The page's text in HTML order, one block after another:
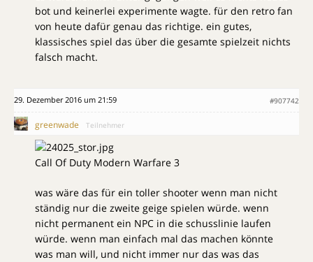
bot und keinerlei experimente wagte. für den retro fan
von heute dafür genau das richtige. ein gutes,
klassisches spiel das über die gesamte spielzeit nichts
falsch macht.
29. Dezember 2016 um 21:59 #907742
greenwade Teilnehmer
Call Of Duty Modern Warfare 3
was wäre das für ein toller shooter wenn man nicht
ständig nur die zweite geige spielen würde. wenn
nicht permanent ein NPC in die schusslinie laufen
würde. wenn man einfach mal das machen könnte
was man will, und nicht immer nur das was das